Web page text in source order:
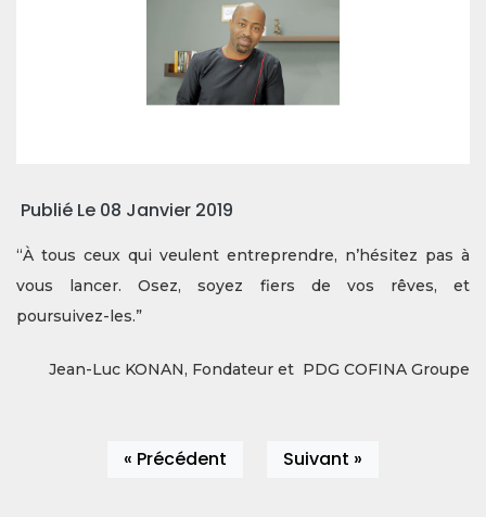
Publié Le 08 Janvier 2019
“À tous ceux qui veulent entreprendre, n’hésitez pas à
vous lancer. Osez, soyez fiers de vos rêves, et
poursuivez-les.”
Jean-Luc KONAN, Fondateur et PDG COFINA Groupe
« Précédent Suivant »